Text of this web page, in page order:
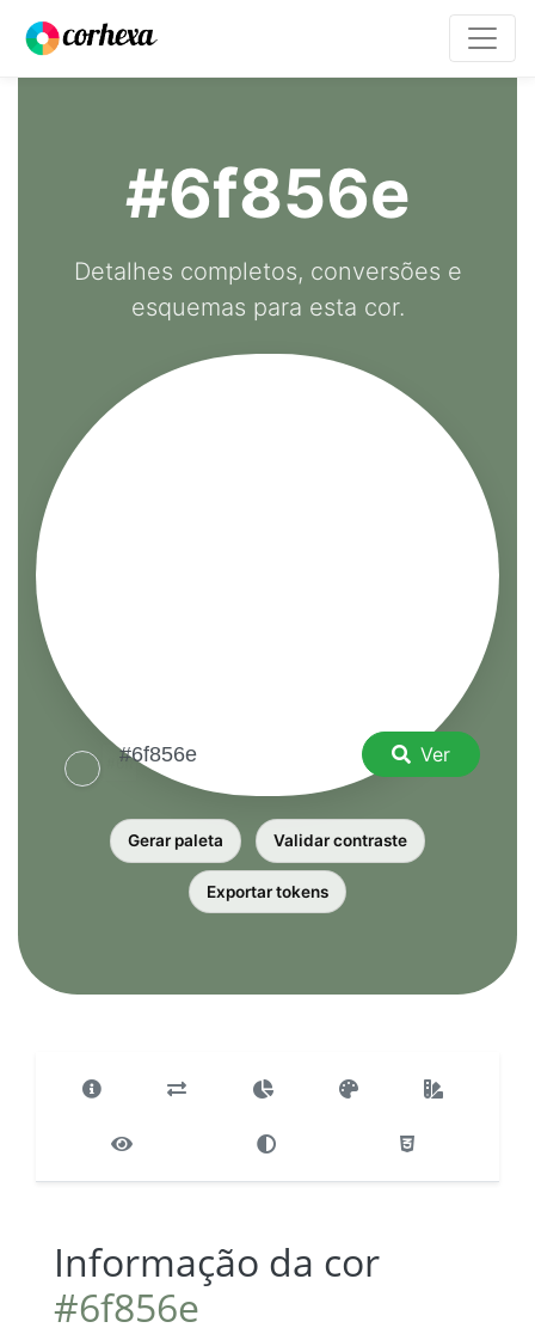
#6f856e
Detalhes completos, conversões e
esquemas para esta cor.
Ver
Gerar paleta Validar contraste
Exportar tokens
Informação da cor
#6f856e